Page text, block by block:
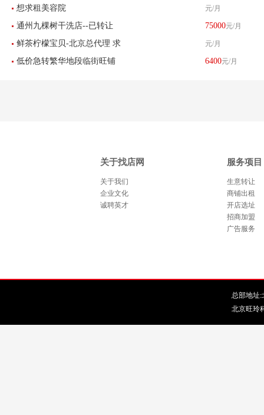
想求租美容院 元/月
通州九棵树干洗店--已转让 75000元/月
鲜茶柠檬宝贝-北京总代理 求
租北京区域8-30平米店铺
元/月
低价急转繁华地段临街旺铺 6400元/月
关于找店网
关于我们
企业文化
诚聘英才
服务项目
生意转让
商铺出租
开店选址
招商加盟
广告服务
总部地址:
北京旺玲